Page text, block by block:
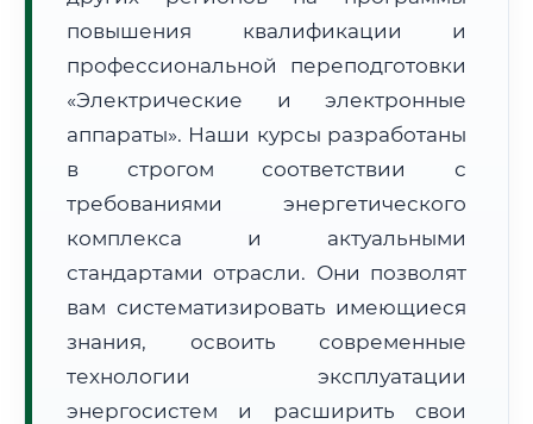
Расчет логистики оригиналов:
• Маршрут транзита:
• Экспресс-доставка СДЭК / Почтой:
5–7 рабочих дней
🔍 Нажмите на документ для увеличения и просмотра
повышения квалификации и
профессиональной переподготовки
«Электрические и электронные
аппараты». Наши курсы разработаны
в строгом соответствии с
требованиями энергетического
комплекса и актуальными
стандартами отрасли. Они позволят
вам систематизировать имеющиеся
знания, освоить современные
технологии эксплуатации
энергосистем и расширить свои